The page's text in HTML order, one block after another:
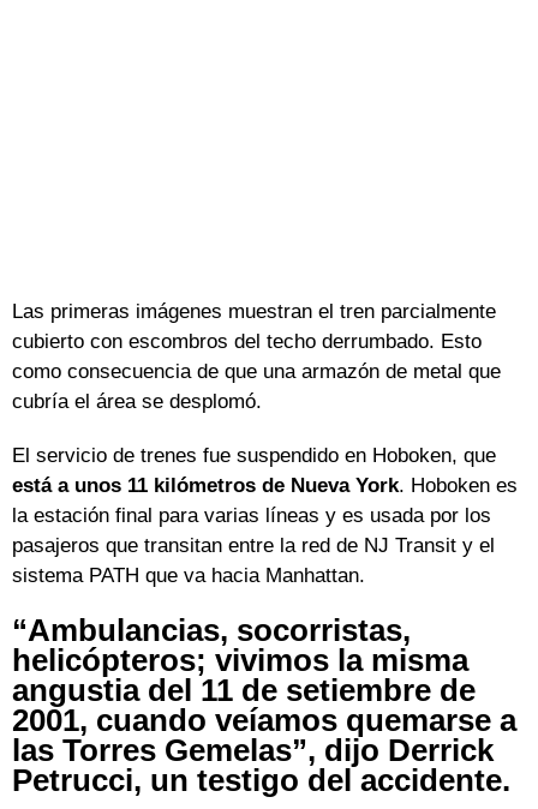
Las primeras imágenes muestran el tren parcialmente
cubierto con escombros del techo derrumbado. Esto
como consecuencia de que una armazón de metal que
cubría el área se desplomó.
El servicio de trenes fue suspendido en Hoboken, que
está a unos 11 kilómetros de Nueva York. Hoboken es
la estación final para varias líneas y es usada por los
pasajeros que transitan entre la red de NJ Transit y el
sistema PATH que va hacia Manhattan.
“Ambulancias, socorristas,
helicópteros; vivimos la misma
angustia del 11 de setiembre de
2001, cuando veíamos quemarse a
las Torres Gemelas”, dijo Derrick
Petrucci, un testigo del accidente.